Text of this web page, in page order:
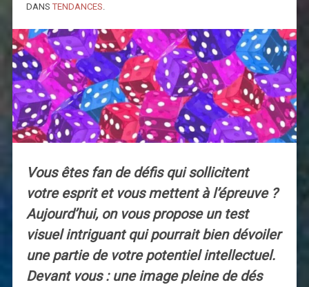
DANS TENDANCES
Vous êtes fan de défis qui sollicitent
votre esprit et vous mettent à l’épreuve ?
Aujourd’hui, on vous propose un test
visuel intriguant qui pourrait bien dévoiler
une partie de votre potentiel intellectuel.
Devant vous : une image pleine de dés